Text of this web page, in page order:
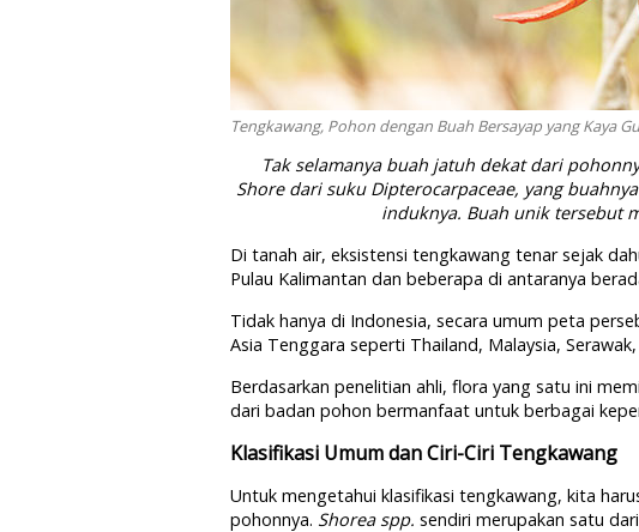
Tengkawang, Pohon dengan Buah Bersayap yang Kaya
Tak selamanya buah jatuh dekat dari
Shore dari suku Dipterocarpaceae, yang
induknya. Buah unik tersebut
Di tanah air, eksistensi tengkawang tenar sejak
Pulau Kalimantan dan beberapa di antaranya
Tidak hanya di Indonesia, secara umum peta
Asia Tenggara seperti Thailand, Malaysia,
Berdasarkan penelitian ahli, flora yang satu ini
dari badan pohon bermanfaat untuk berbagai
Klasifikasi Umum dan Ciri-Ciri Tengkawang
Untuk mengetahui klasifikasi tengkawang, kita
pohonnya. Shorea spp. sendiri merupakan satu